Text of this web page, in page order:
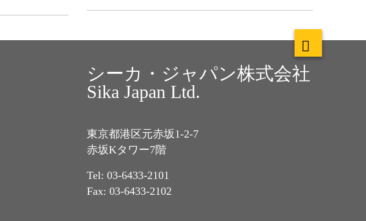
シーカ・ジャパン株式会社
Sika Japan Ltd.
東京都港区元赤坂1-2-7
赤坂Kタワー7階
Tel: 03-6433-2101
Fax: 03-6433-2102